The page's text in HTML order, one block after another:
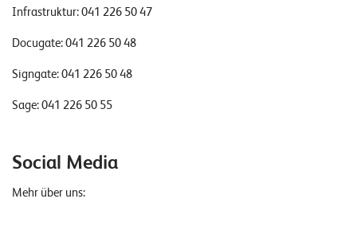
Infrastruktur:041 226 50 47
Docugate:041 226 50 48
Signgate:041 226 50 48
Sage:041 226 50 55
Social Media
Mehr über uns: